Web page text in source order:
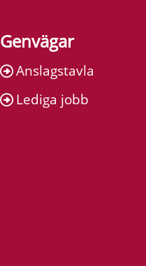
Genvägar
Anslagstavla
Lediga jobb